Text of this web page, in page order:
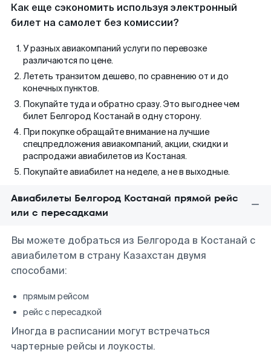
Как еще сэкономить используя электронный
билет на самолет без комиссии?
У разных авиакомпаний услуги по перевозке
различаются по цене.
Лететь транзитом дешево, по сравнению от и до
конечных пунктов.
Покупайте туда и обратно сразу. Это выгоднее чем
билет Белгород Костанай в одну сторону.
При покупке обращайте внимание на лучшие
спецпредложения авиакомпаний, акции, скидки и
распродажи авиабилетов из Костаная.
Покупайте авиабилет на неделе, а не в выходные.
Авиабилеты Белгород Костанай прямой рейс
или с пересадками
Вы можете добраться из Белгорода в Костанай с
авиабилетом в страну Казахстан двумя
способами:
прямым рейсом
рейс с пересадкой
Иногда в расписании могут встречаться
чартерные рейсы и лоукосты.